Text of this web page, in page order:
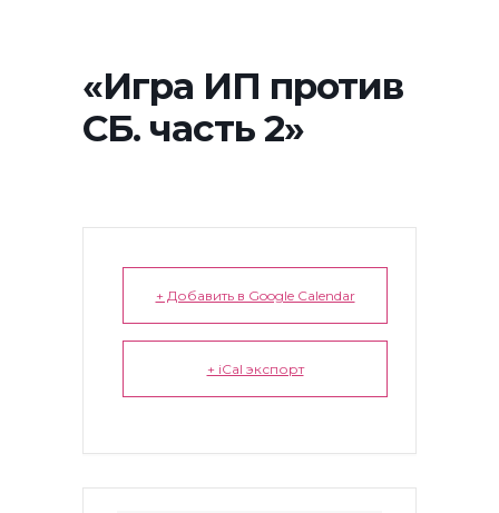
«Игра ИП против
СБ. часть 2»
+ Добавить в Google Calendar
+ iCal экспорт